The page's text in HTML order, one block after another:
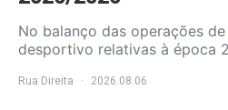
No balanço das operações
desportivo relativas à época
Rua Direita 2026.08.06